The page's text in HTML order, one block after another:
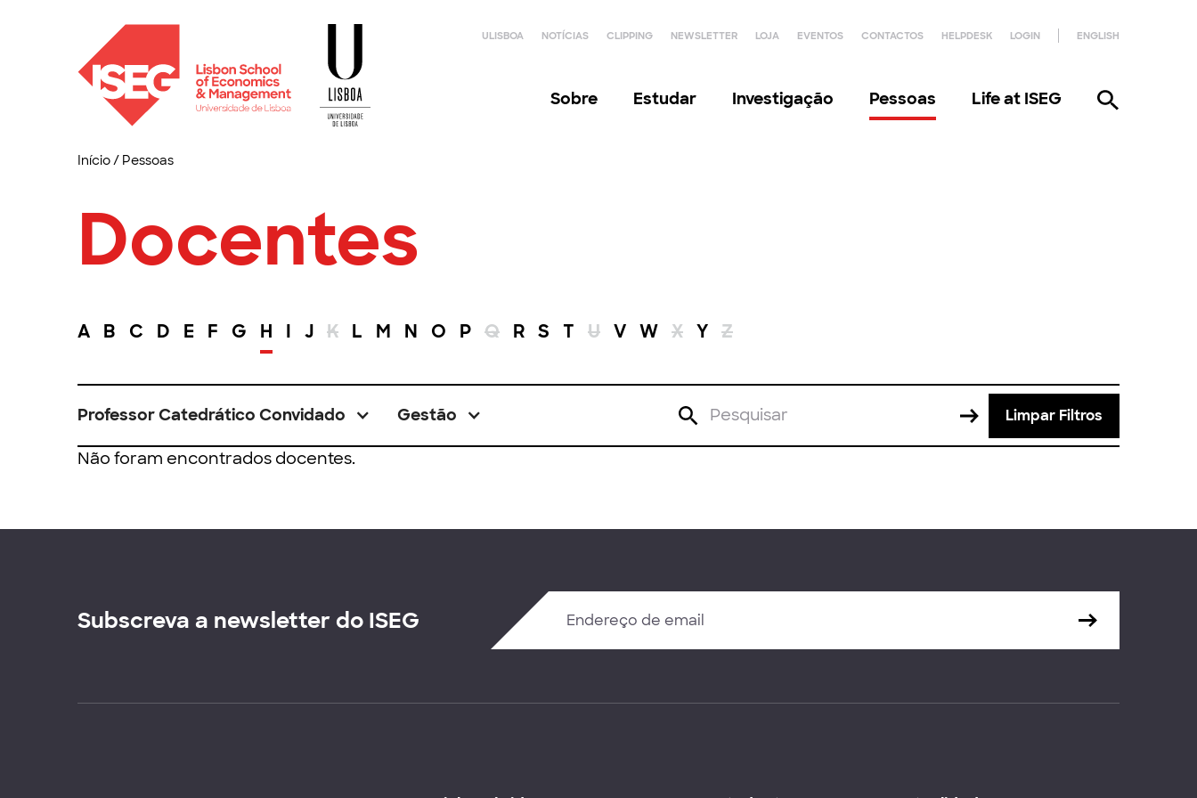
ULISBOA NOTÍCIAS CLIPPING NEWSLETTER LOJA EVENTOS CONTACTOS HELPDESK LOGIN ENGLISH
Sobre Estudar Investigação Pessoas Life at ISEG
Início/ Pessoas
Docentes
A B C D E F G H I J K L M N O P Q R S T U V W X Y Z
Professor Catedrático Convidado Gestão Limpar Filtros
Não foram encontrados docentes.
Subscreva a newsletter do ISEG